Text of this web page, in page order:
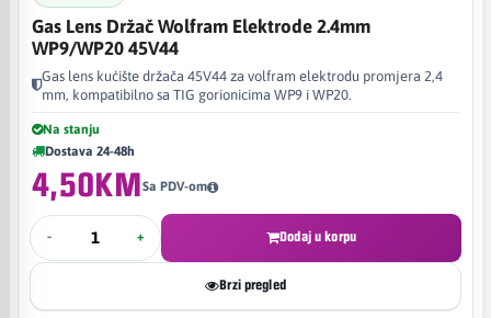
Gas Lens Držač Wolfram Elektrode 2.4mm
WP9/WP20 45V44
Gas lens kućište držača 45V44 za volfram elektrodu promjera 2,4
mm, kompatibilno sa TIG gorionicima WP9 i WP20.
Na stanju
Dostava 24-48h
4,50KMSa PDV-om
- + Dodaj u korpu
Brzi pregled